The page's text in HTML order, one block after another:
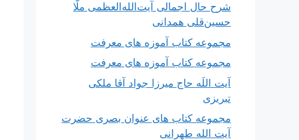
شرح حال اجمالی آیت‌الله‌العظمی ملّا
حسین‌قلی همدانی
مجموعه کتاب آموزه های معرفت
مجموعه کتاب آموزه های معرفت
آیت اللَه حاج میرزا جواد آقا ملکی
تبریزی
مجموعه کتاب های عنوان بصری حضرت
آیت الله طهرانی